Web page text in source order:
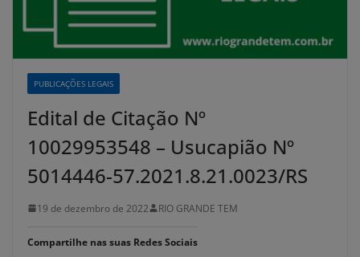
PUBLICAÇÕES LEGAIS
Edital de Citação Nº
10029953548 – Usucapião Nº
5014446-57.2021.8.21.0023/RS
19 de dezembro de 2022 RIO GRANDE TEM
Compartilhe nas suas Redes Sociais